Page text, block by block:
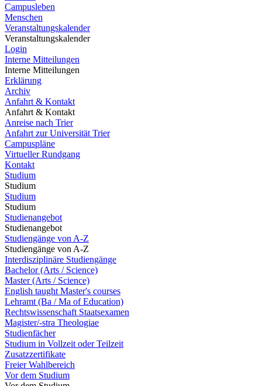
Campusleben
Menschen
Veranstaltungskalender
Veranstaltungskalender
Login
Interne Mitteilungen
Interne Mitteilungen
Erklärung
Archiv
Anfahrt & Kontakt
Anfahrt & Kontakt
Anreise nach Trier
Anfahrt zur Universität Trier
Campuspläne
Virtueller Rundgang
Kontakt
Studium
Studium
Studium
Studium
Studienangebot
Studienangebot
Studiengänge von A-Z
Studiengänge von A-Z
Interdisziplinäre Studiengänge
Bachelor (Arts / Science)
Master (Arts / Science)
English taught Master's courses
Lehramt (Ba / Ma of Education)
Rechtswissenschaft Staatsexamen
Magister/-stra Theologiae
Studienfächer
Studium in Vollzeit oder Teilzeit
Zusatzzertifikate
Freier Wahlbereich
Vor dem Studium